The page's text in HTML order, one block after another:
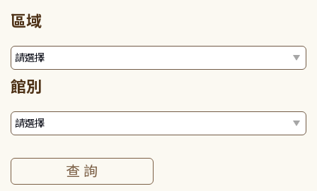
區域
館別